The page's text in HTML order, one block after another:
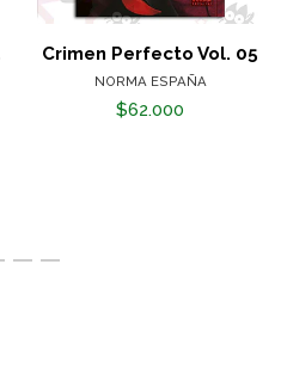
Crimen Perfecto Vol. 05
NORMA ESPAÑA
$62.000